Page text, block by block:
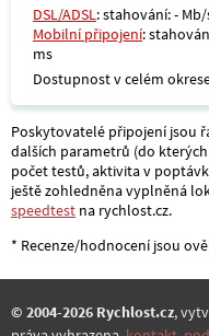
DSL/ADSL: stahování: -
Mobilní připojení:
ms
Dostupnost v celém
Poskytovatelé připojení jsou
dalších parametrů (do
počet testů, aktivita v
ještě zohledněna vyplněná
speedtest na rychlost.cz.
* Recenze/hodnocení jsou
© 2004-2026 Rychlost.cz,